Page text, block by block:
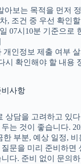
아보는 목적을 먼저 정
, 조건 중 우선 확인할
07시10분 기준으로
개인정보 제출 여부 살
시 확인해야 할 내용
비사항
상담을 고려하고 있
는 것이 좋습니다.
한 부분, 예상 일정,
문을 미리 준비하면
다. 준비 없이 문의